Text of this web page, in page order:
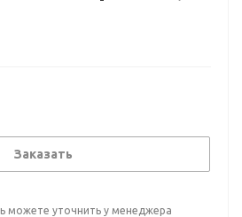
Заказать
можете уточнить у менеджера